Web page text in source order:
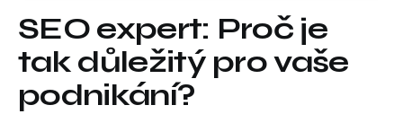
SEO expert: Proč je
tak důležitý pro vaše
podnikání?